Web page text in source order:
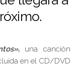
una canción
en el CD/DVD